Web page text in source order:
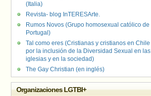
(Italia)
Revista- blog InTERESArte.
Rumos Novos (Grupo homosexual católico de
Portugal)
Tal como eres (Cristianas y cristianos en Chile
por la inclusión de la Diversidad Sexual en las
iglesias y en la sociedad)
The Gay Christian (en inglés)
Organizaciones LGTBI+